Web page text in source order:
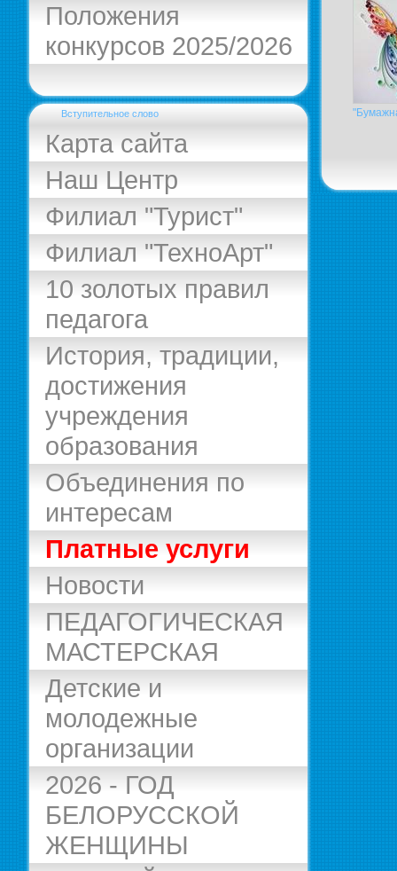
Положения
конкурсов 2025/2026
Вступительное слово
Карта сайта
Наш Центр
Филиал "Турист"
Филиал "ТехноАрт"
10 золотых правил
педагога
История, традиции,
достижения
учреждения
образования
Объединения по
интересам
Платные услуги
Новости
ПЕДАГОГИЧЕСКАЯ
МАСТЕРСКАЯ
Детские и
молодежные
организации
2026 - ГОД
БЕЛОРУССКОЙ
ЖЕНЩИНЫ